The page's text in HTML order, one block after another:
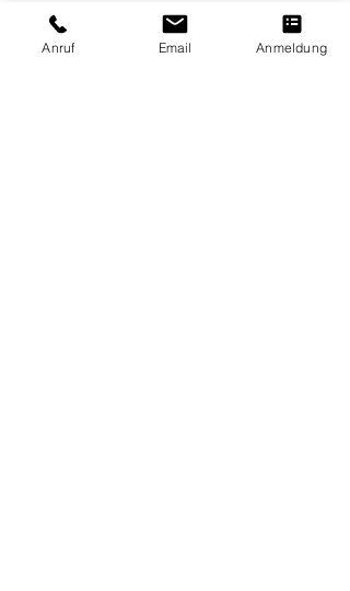
Anruf Email Anmeldung